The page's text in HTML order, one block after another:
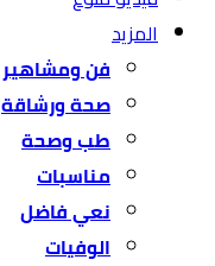
المزيد
فن ومشاهير
صحة ورشاقة
طب وصحة
مناسبات
نعي فاضل
الوفيات